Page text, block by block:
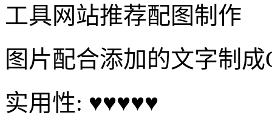
工具网站推荐配图制作
图片配合添加的文字制
实用性: ♥♥♥♥♥